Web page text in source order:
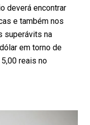
deverá encontrar
e também nos
superávits na
em torno de
reais no